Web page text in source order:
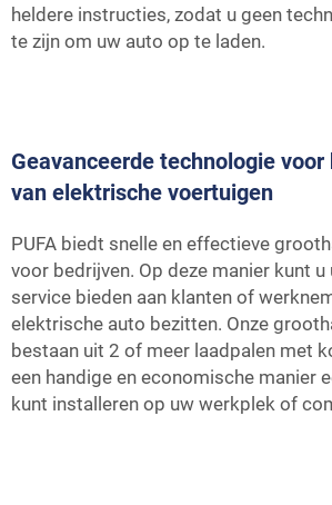
heldere instructies, zodat u geen
te zijn om uw auto op te laden.
Geavanceerde technologie
van elektrische voertuigen
PUFA biedt snelle en effectieve
voor bedrijven. Op deze manier kunt
service bieden aan klanten of
elektrische auto bezitten. Onze
bestaan uit 2 of meer laadpalen met
een handige en economische manier
kunt installeren op uw werkplek of